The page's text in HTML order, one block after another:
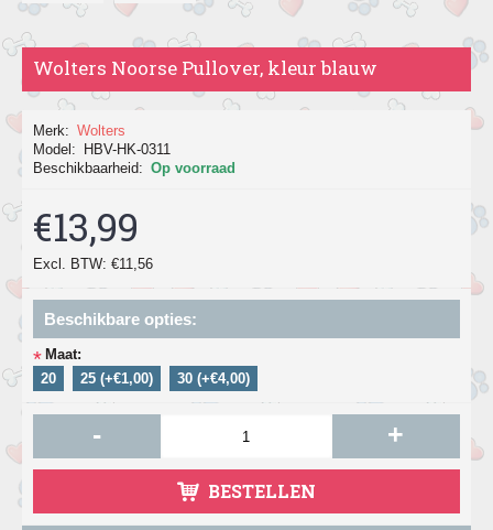
Wolters Noorse Pullover, kleur blauw
Merk: Wolters
Model:
HBV-HK-0311
Beschikbaarheid: Op voorraad
€13,99
Excl. BTW: €11,56
Beschikbare opties:
* Maat:
20
25 (+€1,00) 30 (+€4,00)
- +
BESTELLEN